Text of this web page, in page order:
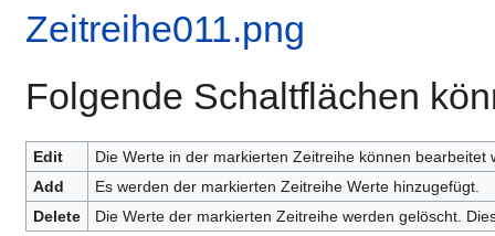
Folgende Schaltflächen
Edit
Die Werte in der markierten Zeitreihe können bearbeitet
Add
Es werden der markierten Zeitreihe Werte hinzugefügt.
Delete
Die Werte der markierten Zeitreihe werden gelöscht.